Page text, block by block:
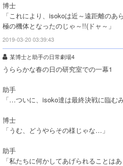
博士
「これにより、isokoは近～遠距離の
極の機体となったのじゃ～!!(ドャ～」
2019-03-20 03:39:43
某博士と助手の日常劇場4
うららかな春の日の研究室での一幕1
助手
「…ついに、isoko達は最終決戦に臨む
博士
「うむ、どうやらその様じゃな…」
助手
「私たちに何かしてあげられることは